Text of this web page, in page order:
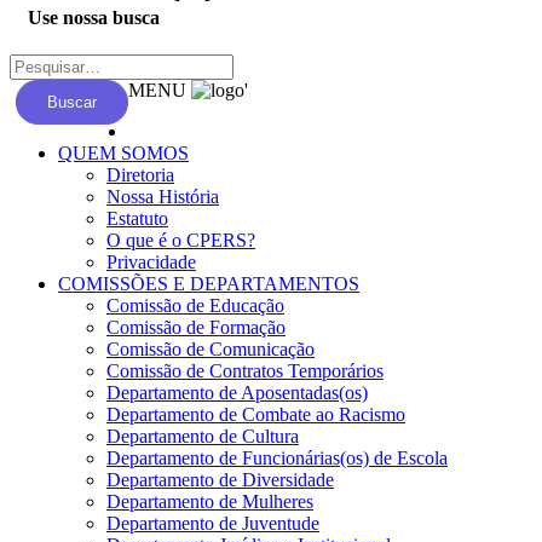
Use nossa busca
Buscar
MENU '
QUEM SOMOS
Diretoria
Nossa História
Estatuto
O que é o CPERS?
Privacidade
COMISSÕES E DEPARTAMENTOS
Comissão de Educação
Comissão de Formação
Comissão de Comunicação
Comissão de Contratos Temporários
Departamento de Aposentadas(os)
Departamento de Combate ao Racismo
Departamento de Cultura
Departamento de Funcionárias(os) de Escola
Departamento de Diversidade
Departamento de Mulheres
Departamento de Juventude